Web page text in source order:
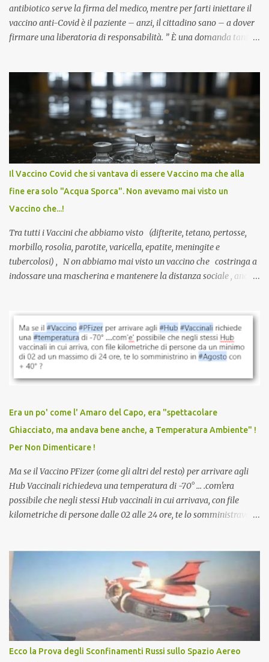
antibiotico serve la firma del medico, mentre per farti iniettare il
vaccino anti-Covid è il paziente – anzi, il cittadino sano – a dover
firmare una liberatoria di responsabilità. ” È una domanda tanto
pandemia. Un interrogativo che dovrebbe scuotere chiunque abbia
ancora il coraggio di pensare con la propria testa. Per il vaccino
anti-Covid, un pro-farmaco, con autorizzazione condizionata,
sviluppato in tempi record, con tecnologie mai utilizzate prima su
larga scala, ancora oggetto di studio e di discussione
internazionale serve solo una firma. La tua. Lo si somministra
anche a persone sane, giovani, senza fattori di rischio, spesso già
serve una prescrizione. Non c’è diagnosi. Non c’è presa in carico.
L’unico atto richiesto è una fi...
Il Vaccino Covid che si vantava di essere Vaccino ma che alla
fine era solo "Acqua Sporca". Non avevamo mai visto un
Vaccino che...!
Tra tutti i Vaccini che abbiamo visto (difterite, tetano, pertosse,
morbillo, rosolia, parotite, varicella, epatite, meningite e
tubercolosi) , N on abbiamo mai visto un vaccino che costringa a
indossare una mascherina e mantenere la distanza sociale , anche
vaccinazione. Non avevamo mai sentito parlare di ricompense,
sconti, incentivi per vaccinarsi. Non avevamo mai visto
discriminazioni per coloro che non l’hanno fatto. Se non sei stato
vaccinato, nessuno aveva prima cercato di farti sentire una
persona cattiva. Non avevamo mai visto un vaccino che minacci le
vaccino usato per minacciare i mezzi di sussistenza, il lavoro o la
scuola. Non avevamo mai visto un vaccino che permettesse a un
dodicenne di ignorare il consenso dei genitori. Dopo tutti i vaccini
che abbiamo elencato sopra...
Era un po' come l' Amaro del Capo, era "spettacolare
Ghiacciato, ma andava bene anche, a Temperatura Ambiente" !
Per Non Dimenticare !
Ma se il Vaccino PFizer (come gli altri del resto) per arrivare agli
Hub Vaccinali richiedeva una temperatura di -70° ... .com'era
possibile che negli stessi Hub vaccinali in cui arrivava, con file
kilometriche di persone dalle 02 alle 24 ore, te lo somministravano
Vaccino come: l' Amaro del Capo, era "spettacolare Ghiacciato, ma
andava bene anche, a Temperatura Ambiente"! Riproponiamo
l'articolo per NON Dimenticare!
Ecco la Prova degli Sconfinamenti Russi sullo Spazio Aereo